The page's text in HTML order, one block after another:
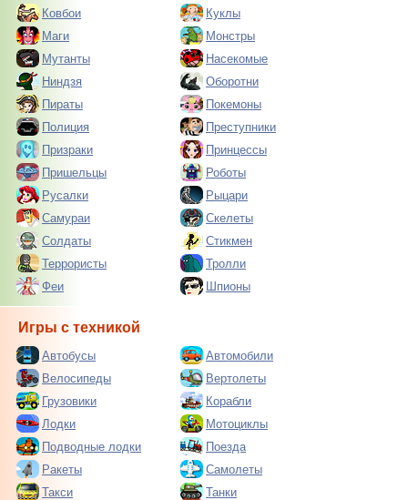
Ковбои
Куклы
Маги
Монстры
Мутанты
Насекомые
Ниндзя
Оборотни
Пираты
Покемоны
Полиция
Преступники
Призраки
Принцессы
Пришельцы
Роботы
Русалки
Рыцари
Самураи
Скелеты
Солдаты
Стикмен
Террористы
Тролли
Феи
Шпионы
Игры с техникой
Автобусы
Автомобили
Велосипеды
Вертолеты
Грузовики
Корабли
Лодки
Мотоциклы
Подводные лодки
Поезда
Ракеты
Самолеты
Такси
Танки